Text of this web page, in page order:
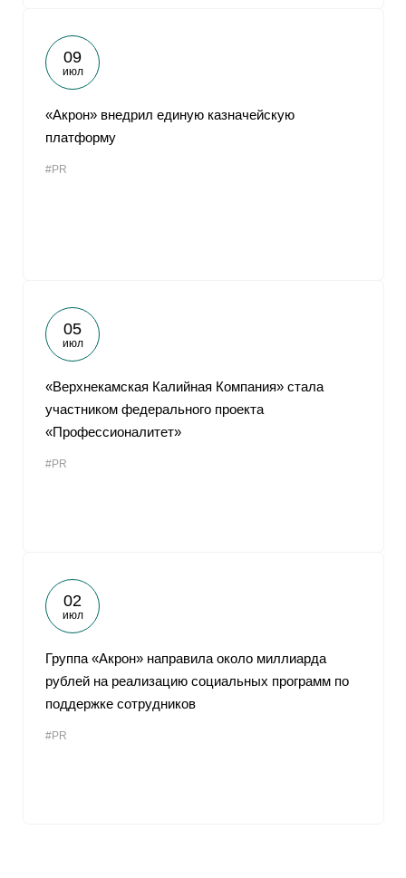
09
июл
«Акрон» внедрил единую казначейскую
платформу
#PR
05
июл
«Верхнекамская Калийная Компания» стала
участником федерального проекта
«Профессионалитет»
#PR
02
июл
Группа «Акрон» направила около миллиарда
рублей на реализацию социальных программ по
поддержке сотрудников
#PR